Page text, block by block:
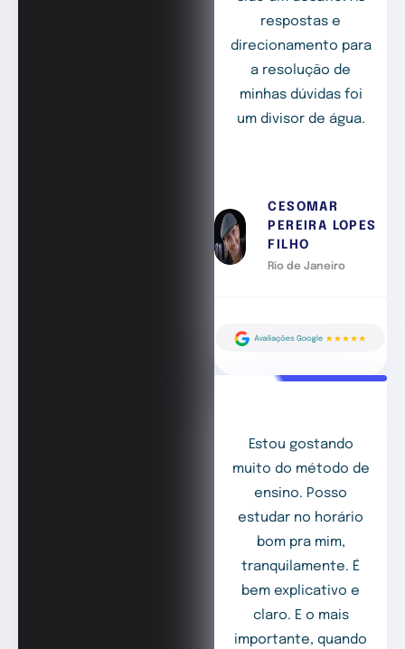
respostas e
direcionamento para
a resolução de
minhas dúvidas foi
um divisor de água.
CESOMAR
PEREIRA LOPES
FILHO
Rio de Janeiro
Estou gostando
muito do método de
ensino. Posso
estudar no horário
bom pra mim,
tranquilamente. É
bem explicativo e
claro. E o mais
importante, quando